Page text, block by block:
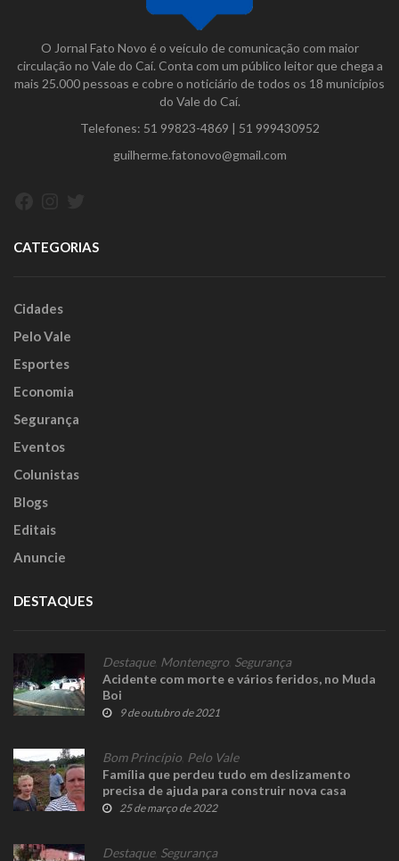
O Jornal Fato Novo é o veículo de comunicação com maior
circulação no Vale do Caí. Conta com um público leitor que chega a
mais 25.000 pessoas e cobre o noticiário de todos os 18 municípios
do Vale do Caí.
Telefones: 51 99823-4869 | 51 999430952
guilherme.fatonovo@gmail.com
CATEGORIAS
Cidades
Pelo Vale
Esportes
Economia
Segurança
Eventos
Colunistas
Blogs
Editais
Anuncie
DESTAQUES
Destaque, Montenegro Segurança
Acidente com morte e vários feridos, no Muda
Boi
9 de outubro de 2021
Bom Princípio Pelo Vale
Família que perdeu tudo em deslizamento
precisa de ajuda para construir nova casa
25 de março de 2022
Destaque, Segurança